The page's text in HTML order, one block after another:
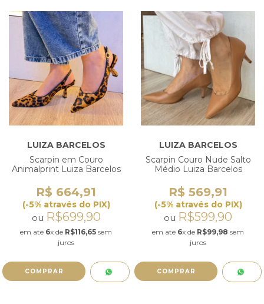
LUIZA BARCELOS
Scarpin em Couro
Animalprint Luiza Barcelos
R$ 664,91
(-5% através do PIX)
ou R$699,90
em até 6x de R$116,65 sem
juros
COMPRAR
LUIZA BARCELOS
Scarpin Couro Nude Salto
Médio Luiza Barcelos
R$ 569,91
(-5% através do PIX)
ou R$599,90
em até 6x de R$99,98 sem
juros
COMPRAR